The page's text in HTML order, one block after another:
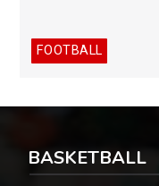
FOOTBALL
BASKETBALL